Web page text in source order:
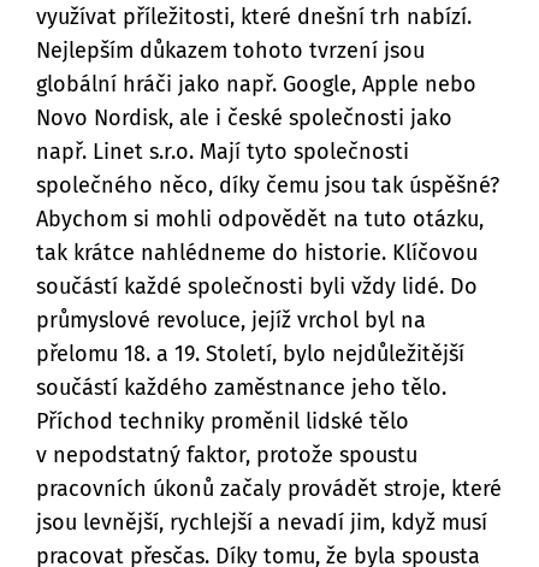
využívat příležitosti, které dnešní trh nabízí.
Nejlepším důkazem tohoto tvrzení jsou
globální hráči jako např. Google, Apple nebo
Novo Nordisk, ale i české společnosti jako
např. Linet s.r.o. Mají tyto společnosti
společného něco, díky čemu jsou tak úspěšné?
Abychom si mohli odpovědět na tuto otázku,
tak krátce nahlédneme do historie. Klíčovou
součástí každé společnosti byli vždy lidé. Do
průmyslové revoluce, jejíž vrchol byl na
přelomu 18. a 19. Století, bylo nejdůležitější
součástí každého zaměstnance jeho tělo.
Příchod techniky proměnil lidské tělo
v nepodstatný faktor, protože spoustu
pracovních úkonů začaly provádět stroje, které
jsou levnější, rychlejší a nevadí jim, když musí
pracovat přesčas. Díky tomu, že byla spousta